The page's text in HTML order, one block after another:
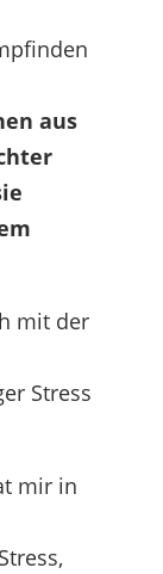
aus
mit der
Stress
mir in